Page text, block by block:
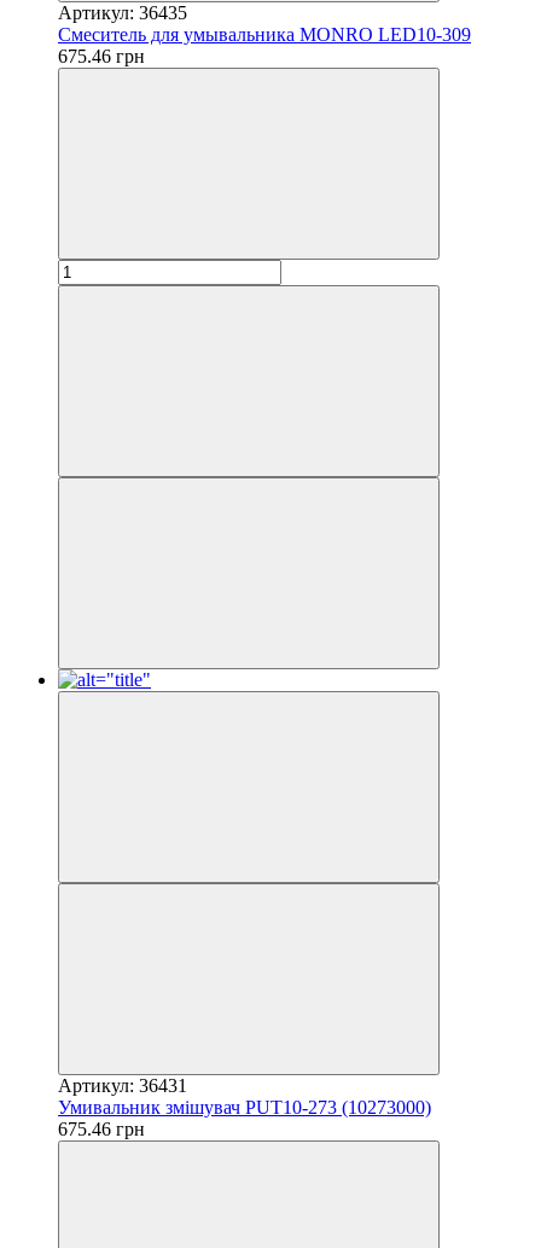
Артикул: 36435
Смеситель для умывальника MONRO LED10-309
675.46 грн
Артикул: 36431
Умивальник змішувач PUT10-273 (10273000)
675.46 грн